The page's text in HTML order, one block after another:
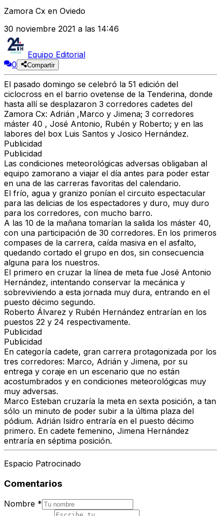
Zamora Cx en Oviedo
30 noviembre 2021 a las 14:46
Equipo Editorial
0
Compartir
El pasado domingo se celebró la 51 edición del
ciclocross en el barrio ovetense de la Tenderina, donde
hasta allí se desplazaron 3 corredores cadetes del
Zamora Cx: Adrián ,Marco y Jimena; 3 corredores
máster 40 , José Antonio, Rubén y Roberto; y en las
labores del box Luis Santos y Josico Hernández.
Publicidad
Publicidad
Las condiciones meteorológicas adversas obligaban al
equipo zamorano a viajar el día antes para poder estar
en una de las carreras favoritas del calendario.
El frío, agua y granizo ponían el circuito espectacular
para las delicias de los espectadores y duro, muy duro
para los corredores, con mucho barro.
A las 10 de la mañana tomarían la salida los máster 40,
con una participación de 30 corredores. En los primeros
compases de la carrera, caída masiva en el asfalto,
quedando cortado el grupo en dos, sin consecuencia
alguna para los nuestros.
El primero en cruzar la línea de meta fue José Antonio
Hernández, intentando conservar la mecánica y
sobreviviendo a esta jornada muy dura, entrando en el
puesto décimo segundo.
Roberto Álvarez y Rubén Hernández entrarían en los
puestos 22 y 24 respectivamente.
Publicidad
Publicidad
En categoría cadete, gran carrera protagonizada por los
tres corredores: Marco, Adrián y Jimena, por su
entrega y coraje en un escenario que no están
acostumbrados y en condiciones meteorológicas muy
muy adversas.
Marco Esteban cruzaría la meta en sexta posición, a tan
sólo un minuto de poder subir a la última plaza del
pódium. Adrián Isidro entraría en el puesto décimo
primero. En cadete femenino, Jimena Hernández
entraría en séptima posición.
Espacio Patrocinado
Comentarios
Nombre *